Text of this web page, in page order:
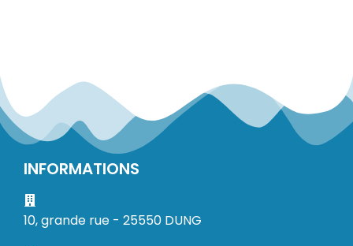
INFORMATIONS
10, grande rue - 25550 DUNG